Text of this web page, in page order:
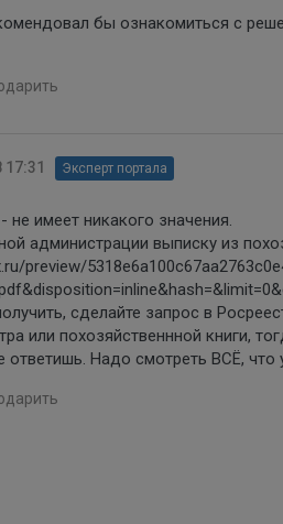
бы ознакомиться с
Эксперт портала
имеет никакого значения.
администрации выписку из
preview/
сделайте запрос в
или похозяйственнной книги,
Надо смотреть ВСЁ, что